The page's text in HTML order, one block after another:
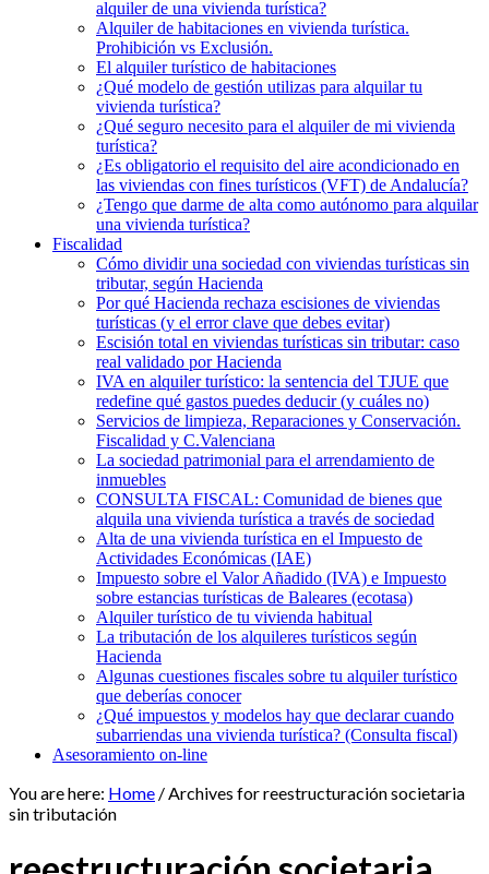
alquiler de una vivienda turística?
Alquiler de habitaciones en vivienda turística.
Prohibición vs Exclusión.
El alquiler turístico de habitaciones
¿Qué modelo de gestión utilizas para alquilar tu
vivienda turística?
¿Qué seguro necesito para el alquiler de mi vivienda
turística?
¿Es obligatorio el requisito del aire acondicionado en
las viviendas con fines turísticos (VFT) de Andalucía?
¿Tengo que darme de alta como autónomo para alquilar
una vivienda turística?
Fiscalidad
Cómo dividir una sociedad con viviendas turísticas sin
tributar, según Hacienda
Por qué Hacienda rechaza escisiones de viviendas
turísticas (y el error clave que debes evitar)
Escisión total en viviendas turísticas sin tributar: caso
real validado por Hacienda
IVA en alquiler turístico: la sentencia del TJUE que
redefine qué gastos puedes deducir (y cuáles no)
Servicios de limpieza, Reparaciones y Conservación.
Fiscalidad y C.Valenciana
La sociedad patrimonial para el arrendamiento de
inmuebles
CONSULTA FISCAL: Comunidad de bienes que
alquila una vivienda turística a través de sociedad
Alta de una vivienda turística en el Impuesto de
Actividades Económicas (IAE)
Impuesto sobre el Valor Añadido (IVA) e Impuesto
sobre estancias turísticas de Baleares (ecotasa)
Alquiler turístico de tu vivienda habitual
La tributación de los alquileres turísticos según
Hacienda
Algunas cuestiones fiscales sobre tu alquiler turístico
que deberías conocer
¿Qué impuestos y modelos hay que declarar cuando
subarriendas una vivienda turística? (Consulta fiscal)
Asesoramiento on-line
You are here: Home /Archives for reestructuración societaria
sin tributación